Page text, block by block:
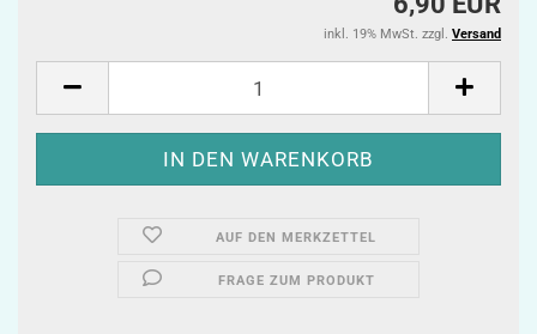
inkl. 19% MwSt. zzgl. Versand
AUF DEN MERKZETTEL
FRAGE ZUM PRODUKT